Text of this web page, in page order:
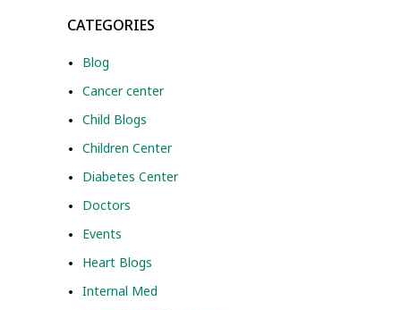
CATEGORIES
Blog
Cancer center
Child Blogs
Children Center
Diabetes Center
Doctors
Events
Heart Blogs
Internal Med